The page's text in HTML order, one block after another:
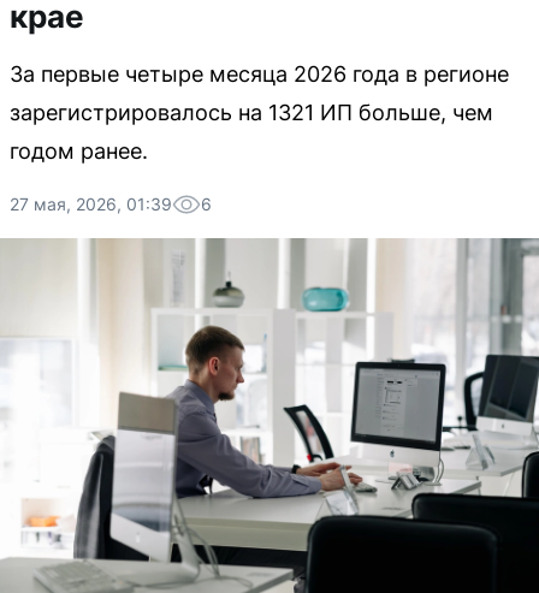
крае
За первые четыре месяца 2026 года в регионе
зарегистрировалось на 1321 ИП больше, чем
годом ранее.
27 мая, 2026, 01:39 6